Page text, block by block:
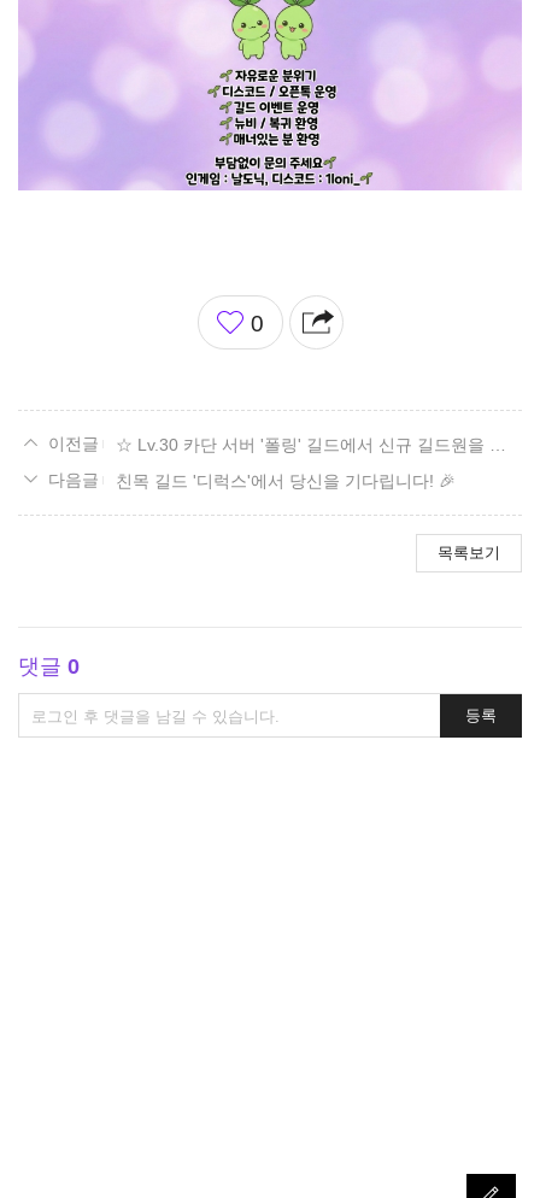
좋
아
0
☆ Lv.30 카단 서버 '폴링' 길드에서 신규 길드원을 모집하고 있어요!
친목 길드 '디럭스'에서 당신을 기다립니다! 🎉
목록보기
댓글 0
댓
글
등록